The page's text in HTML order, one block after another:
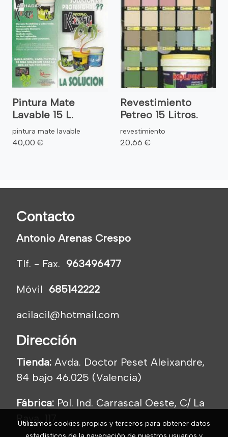
Pintura Mate
Lavable 15 L.
pintura mate lavable
40,00 €
Revestimiento
Petreo 15 Litros.
revestimiento
20,66 €
Contacto
Antonio Arenas Crespo
Tlf. - Fax. 963496477
Móvil 685142222
acilacil@hotmail.com
Dirección
Tienda: Avda. Doctor Peset Aleixandre,
84 bajo 46.025 (Valencia)
Fábrica: Pol. Ind. Carrascal Oeste, C/ La
Raya, 117
Utilizamos cookies propias y terceros para obtener datos